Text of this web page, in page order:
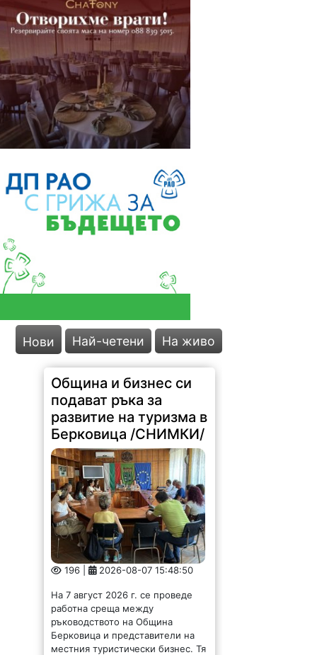
Нови Най-четени На живо
Община и бизнес си
подават ръка за
развитие на туризма в
Берковица /СНИМКИ/
196 | 2026-08-07 15:48:50
На 7 август 2026 г. се проведе
работна среща между
ръководството на Община
Берковица и представители на
местния туристически бизнес. Тя